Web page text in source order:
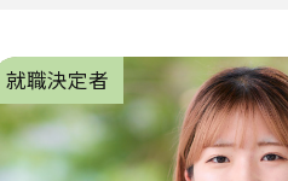
就職決定者